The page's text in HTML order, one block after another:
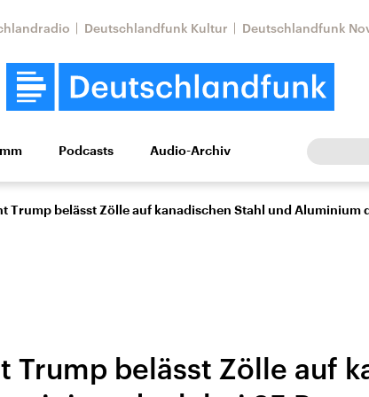
Deutschlandfunk Kultur Deutschlandfunk
Wissen Kultur Europa
Nahostkonflikt
Aktuelle Lage und
Iran
Podcasts Audio-Archiv
Trump belässt Zölle auf kanadischen Stahl und Aluminium
Trump belässt Zölle auf